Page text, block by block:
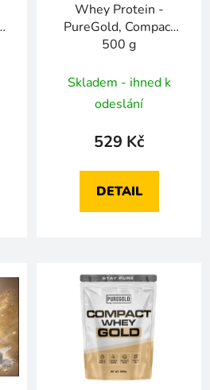
Whey Protein -
PureGold, Compact
500 g
Skladem - ihned k
odeslání
529 Kč
DETAIL